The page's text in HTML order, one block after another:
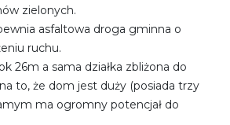
zielonych.
asfaltowa droga gminna o
ruchu.
26m a sama działka zbliżona do
to, że dom jest duży (posiada trzy
ma ogromny potencjał do